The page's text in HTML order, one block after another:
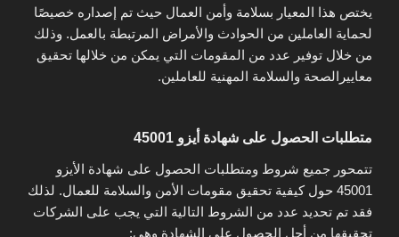
يختص هذا المعيار بسلامة وأمن العمال حيث تم إصداره خصيصًا
لحماية العاملين من الحوادث والأمراض المرتبطة بالعمل. وذلك
من خلال توفير عدد من المقومات التي يمكن من خلالها تحقيق
معاييرالصحة والسلامة المهنية للعاملين.
متطلبات الحصول على شهادة أيزو 45001
تتمحور جميع شروط ومتطلبات الحصول على شهادة الأيزو
45001 حول كيفية تحقيق مقومات الأمن والسلامة للعمال. لذلك
فقد تم تحديد عدد من الشروط التالية التي يجب على الشركات
تحقيقها من أجل الحصول على الشهادة وهي: